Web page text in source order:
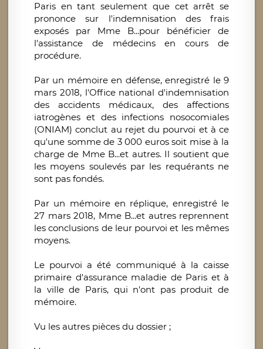
Paris en tant seulement que cet arrêt se
prononce sur l'indemnisation des frais
exposés par Mme B...pour bénéficier de
l'assistance de médecins en cours de
procédure.
Par un mémoire en défense, enregistré le 9
mars 2018, l'Office national d'indemnisation
des accidents médicaux, des affections
iatrogènes et des infections nosocomiales
(ONIAM) conclut au rejet du pourvoi et à ce
qu'une somme de 3 000 euros soit mise à la
charge de Mme B...et autres. Il soutient que
les moyens soulevés par les requérants ne
sont pas fondés.
Par un mémoire en réplique, enregistré le
27 mars 2018, Mme B...et autres reprennent
les conclusions de leur pourvoi et les mêmes
moyens.
Le pourvoi a été communiqué à la caisse
primaire d'assurance maladie de Paris et à
la ville de Paris, qui n'ont pas produit de
mémoire.
Vu les autres pièces du dossier ;